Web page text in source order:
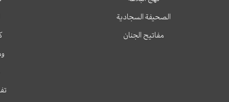
الصحيفة السجادية
مفاتيح الجنان